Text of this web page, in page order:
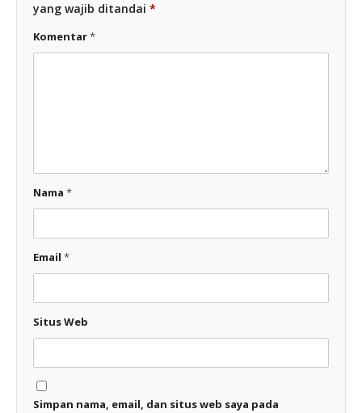
yang wajib ditandai *
Komentar*
Nama *
Email *
Situs Web
Simpan nama, email, dan situs web saya pada